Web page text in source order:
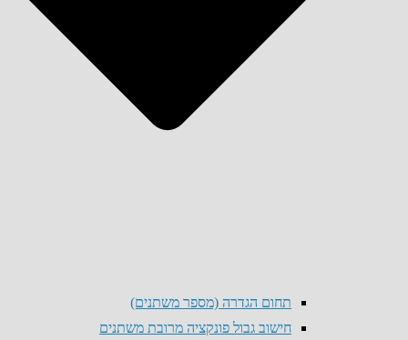
תחום הגדרה (מספר משתנים)
חישוב גבול פונקציה מרובת משתנים